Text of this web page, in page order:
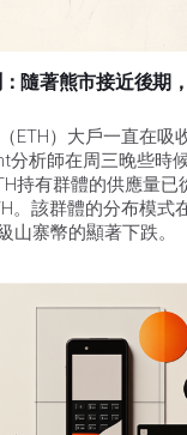
隨著熊市接近後期
ETH）大戶一直在吸
分析師在周三晚些時
持有群體的供應量已
。該群體的分布模式
山寨幣的顯著下跌。